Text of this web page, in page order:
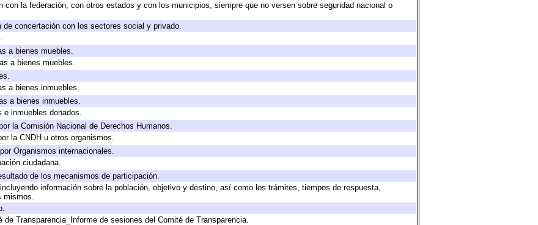
la federación, con otros estados y con los municipios, siempre que no versen sobre seguridad nacional o
concertación con los sectores social y privado.
a bienes muebles.
a bienes muebles.
a bienes inmuebles.
a bienes inmuebles.
e inmuebles donados.
la Comisión Nacional de Derechos Humanos.
la CNDH u otros organismos.
Organismos internacionales.
ciudadana.
de los mecanismos de participación.
información sobre la población, objetivo y destino, así como los trámites, tiempos de respuesta,
mismos.
Transparencia_Informe de sesiones del Comité de Transparencia.